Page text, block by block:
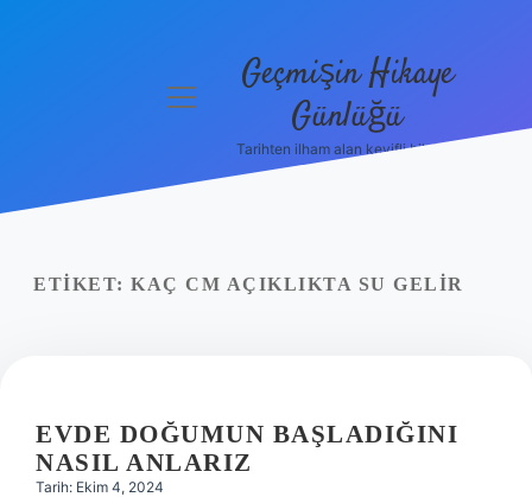
menüyü
Geçmişin Hikaye
Günlüğü
Tarihten ilham alan keyifli bilgiler!
ETIKET: KAÇ CM AÇIKLIKTA SU GELIR
EVDE DOĞUMUN BAŞLADIĞINI
NASIL ANLARIZ
Tarih: Ekim 4, 2024